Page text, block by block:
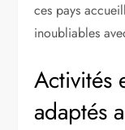
ces pays
inoubliables
Activités
adaptés